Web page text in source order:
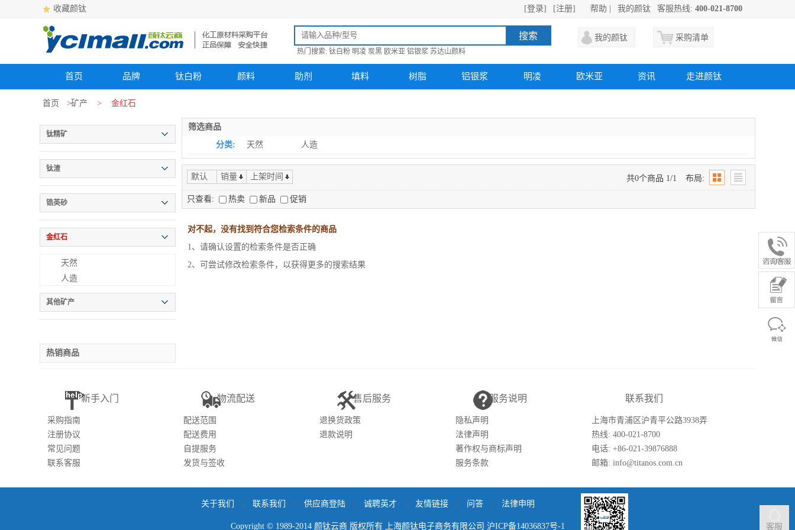
收藏颜钛 [登录] [注册] 帮助 我的颜钛 客服热线: 400-021-8700
搜索
热门搜索: 钛白粉 明凌 炭黑 欧米亚 铝银浆 苏达山颜料
我的颜钛 采购清单
首页 品牌 钛白粉 颜料 助剂 填料 树脂 铝银浆 明凌 欧米亚 资讯 走进颜钛
首页 >矿产 > 金红石
钛精矿
钛渣
锆英砂
金红石
天然
人造
其他矿产
热销商品
筛选商品
分类:
天然 人造
默认 销量 上架时间 布局:
共0个商品 1/1
只查看: 热卖 新品 促销
对不起，没有找到符合您检索条件的商品
1、请确认设置的检索条件是否正确
2、可尝试修改检索条件，以获得更多的搜索结果
新手入门
采购指南
注册协议
常见问题
联系客服
物流配送
配送范围
配送费用
自提服务
发货与签收
售后服务
退换货政策
退款说明
服务说明
隐私声明
法律声明
著作权与商标声明
服务条款
联系我们
上海市青浦区沪青平公路3938弄
26号楼
热线: 400-021-8700
电话: +86-021-39876888
邮箱: info@titanos.com.cn
关于我们 联系我们 供应商登陆 诚聘英才 友情链接 问答 法律申明
Copyright © 1989-2014 颜钛云商 版权所有 上海颜钛电子商务有限公司 沪ICP备14036837号-1 客服